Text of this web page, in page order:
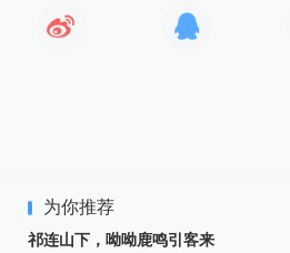
为你推荐
祁连山下，呦呦鹿鸣引客来